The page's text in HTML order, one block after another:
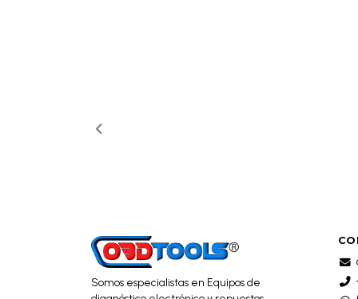
Somos especialistas en Equipos de